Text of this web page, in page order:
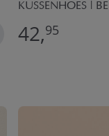
KUSSENHOES |
42,95